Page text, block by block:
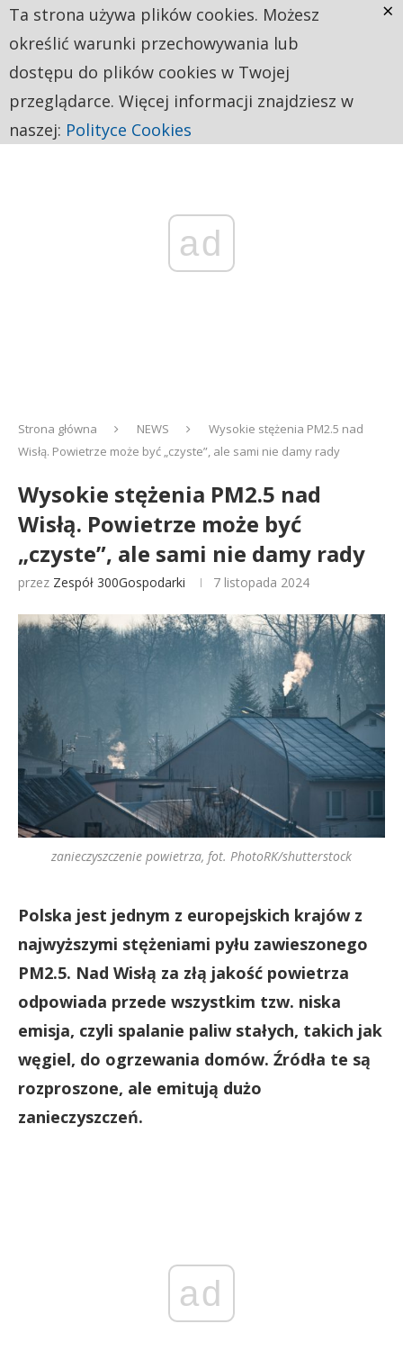
ad
Strona główna NEWS
Wysokie stężenia PM2.5 nad
Wisłą. Powietrze może być „czyste”, ale sami nie damy rady
Wysokie stężenia PM2.5 nad
Wisłą. Powietrze może być
„czyste”, ale sami nie damy rady
przez Zespół 300Gospodarki 7 listopada 2024
zanieczyszczenie powietrza, fot. PhotoRK/shutterstock
Polska jest jednym z europejskich krajów z
najwyższymi stężeniami pyłu zawieszonego
PM2.5. Nad Wisłą za złą jakość powietrza
odpowiada przede wszystkim tzw. niska
emisja, czyli spalanie paliw stałych, takich jak
węgiel, do ogrzewania domów. Źródła te są
rozproszone, ale emitują dużo
zanieczyszczeń.
ad
Ta strona używa plików cookies. Możesz
określić warunki przechowywania lub
dostępu do plików cookies w Twojej
przeglądarce. Więcej informacji znajdziesz w
naszej: Polityce Cookies
×